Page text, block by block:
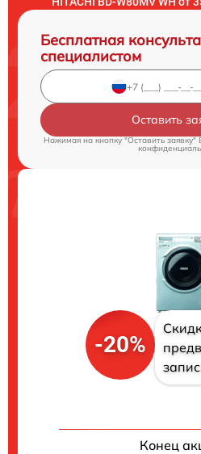
Бесплатная
специалистом
Оставить
Нажимая на кнопку "Оставить
-20%
Конец